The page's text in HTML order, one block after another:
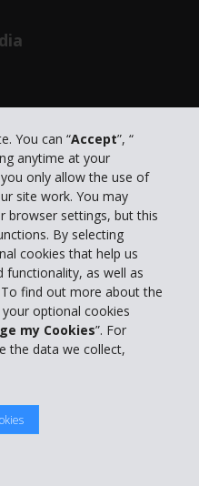
You can “Accept”, “
anytime at your
you only allow the use of
site work. You may
browser settings, but this
By selecting
cookies that help us
functionality, as well as
find out more about the
optional cookies
my Cookies”. For
the data we collect,
Inc.
|